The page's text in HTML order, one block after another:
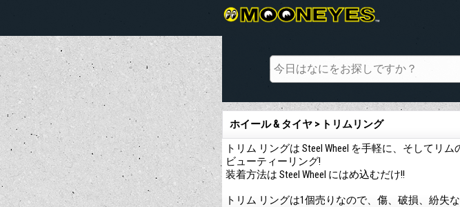
ホイール & タイヤ > トリムリング
トリム リングは Steel Wheel を手軽に、そしてリ
ビューティーリング!
装着方法は Steel Wheel にはめ込むだけ!!
トリム リングは1個売りなので、傷、破損、紛失